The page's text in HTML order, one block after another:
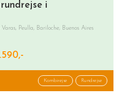
i
Peulla, Bariloche, Buenos Aires
Kombirejse Rundrejse